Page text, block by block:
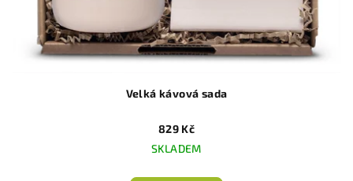
Velká kávová sada
829 Kč
SKLADEM